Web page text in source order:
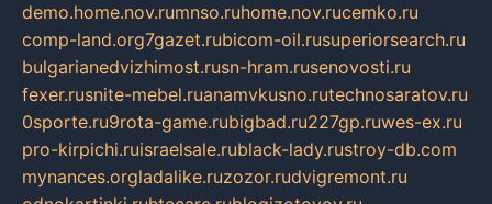
demo.home.nov.rumnso.ruhome.nov.rucemko.ru
comp-land.org7gazet.rubicom-oil.rusuperiorsearch.ru
bulgarianedvizhimost.rusn-hram.rusenovosti.ru
fexer.rusnite-mebel.ruanamvkusno.rutechnosaratov.ru
0sporte.ru9rota-game.rubigbad.ru227gp.ruwes-ex.ru
pro-kirpichi.ruisraelsale.rublack-lady.rustroy-db.com
mynances.orgladalike.ruzozor.rudvigremont.ru